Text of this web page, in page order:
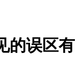
的误区有